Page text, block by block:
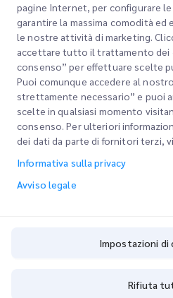
Link rapidi
Sedi degli uffici
Richiedi un preventivo
Accesso clienti
Registrazione
Traccia il tuo ordine
Aziendale
Chi siamo
Carriere
BLOG
ESG
Partner di servizi di canale
I nostri servizi
Express customs clearance
Impostazioni di
pagine Internet, per configurare
garantire la massima comodità ed
le nostre attività di marketing.
accettare tutto il trattamento dei
consenso” per effettuare scelte
Puoi comunque accedere al
strettamente necessario” e puoi
scelte in qualsiasi momento
consenso. Per ulteriori
dei dati da parte di fornitori terzi,
Informativa sulla privacy
Avviso legale
Impostazioni di
Rifiuta